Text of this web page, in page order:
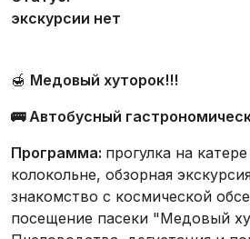
экскурсии нет
🍯 Медовый хуторок!!!
🚌 Автобусный
Программа: прогулка на
колокольне, обзорная
знакомство с космической
посещение пасеки "Медовый